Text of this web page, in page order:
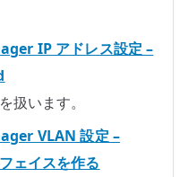
IP アドレス設定 –
扱います。
VLAN 設定 –
ェイスを作る